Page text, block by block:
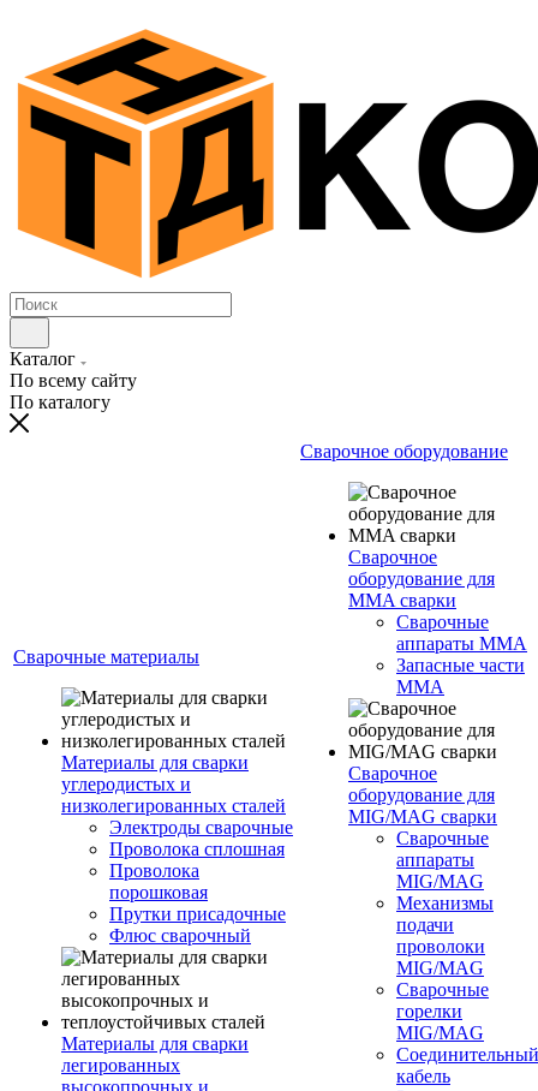
Каталог
По всему сайту
По каталогу
Сварочные материалы
Материалы для сварки
углеродистых и
низколегированных сталей
Электроды сварочные
Проволока сплошная
Проволока
порошковая
Прутки присадочные
Флюс сварочный
Материалы для сварки
легированных
высокопрочных и
Сварочное оборудование
Сварочное
оборудование для
MMA сварки
Сварочные
аппараты MMA
Запасные части
MMA
Сварочное
оборудование для
MIG/MAG сварки
Сварочные
аппараты
MIG/MAG
Механизмы
подачи
проволоки
MIG/MAG
Сварочные
горелки
MIG/MAG
Соединительный
кабель